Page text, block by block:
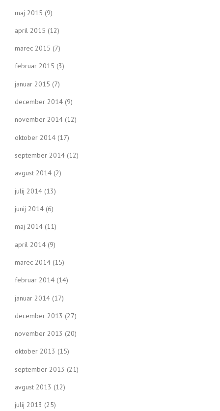
maj 2015 (9)
april 2015 (12)
marec 2015 (7)
februar 2015 (3)
januar 2015 (7)
december 2014 (9)
november 2014 (12)
oktober 2014 (17)
september 2014 (12)
avgust 2014 (2)
julij 2014 (13)
junij 2014 (6)
maj 2014 (11)
april 2014 (9)
marec 2014 (15)
februar 2014 (14)
januar 2014 (17)
december 2013 (27)
november 2013 (20)
oktober 2013 (15)
september 2013 (21)
avgust 2013 (12)
julij 2013 (25)